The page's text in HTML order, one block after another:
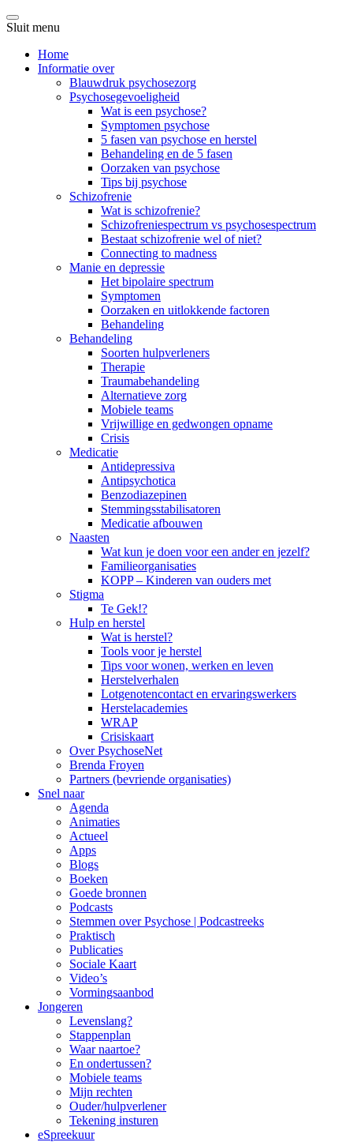
Sluit menu
Home
Informatie over
Blauwdruk psychosezorg
Psychosegevoeligheid
Wat is een psychose?
Symptomen psychose
5 fasen van psychose en herstel
Behandeling en de 5 fasen
Oorzaken van psychose
Tips bij psychose
Schizofrenie
Wat is schizofrenie?
Schizofreniespectrum vs psychosespectrum
Bestaat schizofrenie wel of niet?
Connecting to madness
Manie en depressie
Het bipolaire spectrum
Symptomen
Oorzaken en uitlokkende factoren
Behandeling
Behandeling
Soorten hulpverleners
Therapie
Traumabehandeling
Alternatieve zorg
Mobiele teams
Vrijwillige en gedwongen opname
Crisis
Medicatie
Antidepressiva
Antipsychotica
Benzodiazepinen
Stemmingsstabilisatoren
Medicatie afbouwen
Naasten
Wat kun je doen voor een ander en jezelf?
Familieorganisaties
KOPP – Kinderen van ouders met
Stigma
Te Gek!?
Hulp en herstel
Wat is herstel?
Tools voor je herstel
Tips voor wonen, werken en leven
Herstelverhalen
Lotgenotencontact en ervaringswerkers
Herstelacademies
WRAP
Crisiskaart
Over PsychoseNet
Brenda Froyen
Partners (bevriende organisaties)
Snel naar
Agenda
Animaties
Actueel
Apps
Blogs
Boeken
Goede bronnen
Podcasts
Stemmen over Psychose | Podcastreeks
Praktisch
Publicaties
Sociale Kaart
Video’s
Vormingsaanbod
Jongeren
Levenslang?
Stappenplan
Waar naartoe?
En ondertussen?
Mobiele teams
Mijn rechten
Ouder/hulpverlener
Tekening insturen
eSpreekuur